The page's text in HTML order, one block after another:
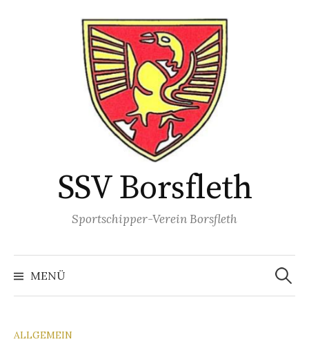
SSV Borsfleth
Sportschipper-Verein Borsfleth
MENÜ
Suche
nach:
ALLGEMEIN